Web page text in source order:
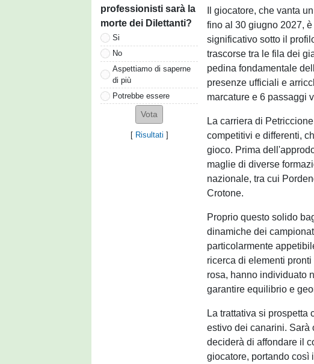
professionisti sarà la
morte dei Dilettanti?
Si
No
Aspettiamo di saperne
di più
Potrebbe essere
[ Risultati ]
Il giocatore, che vanta
fino al 30 giugno 2027,
significativo sotto il
trascorse tra le fila dei
pedina fondamentale
presenze ufficiali e
marcature e 6 passaggi
La carriera di
competitivi e differenti,
gioco. Prima
maglie di diverse
nazionale, tra cui
Crotone.
Proprio questo solido
dinamiche dei
particolarmente
ricerca di elementi
rosa, hanno individuato
garantire equilibrio e
La trattativa si
estivo dei canarini. Sarà
deciderà di affondare il
giocatore, portando così